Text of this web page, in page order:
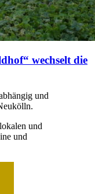
wechselt die
und
und
und